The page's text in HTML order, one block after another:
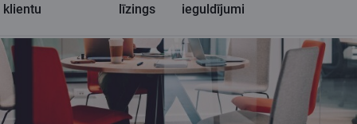
klientu
līzings
ieguldījumi